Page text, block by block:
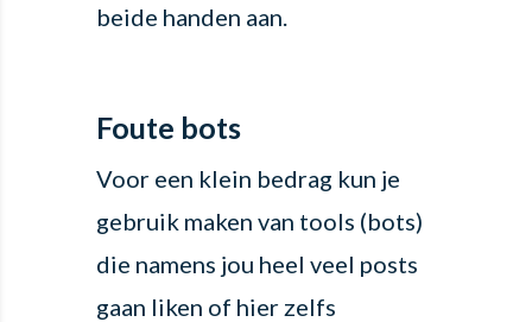
beide handen aan.
Foute bots
Voor een klein bedrag kun je
gebruik maken van tools (bots)
die namens jou heel veel posts
gaan liken of hier zelfs